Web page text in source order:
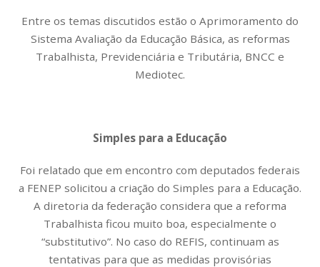
Entre os temas discutidos estão o Aprimoramento do
Sistema Avaliação da Educação Básica, as reformas
Trabalhista, Previdenciária e Tributária, BNCC e
Mediotec.
Simples para a Educação
Foi relatado que em encontro com deputados federais
a FENEP solicitou a criação do Simples para a Educação.
A diretoria da federação considera que a reforma
Trabalhista ficou muito boa, especialmente o
“substitutivo”. No caso do REFIS, continuam as
tentativas para que as medidas provisórias